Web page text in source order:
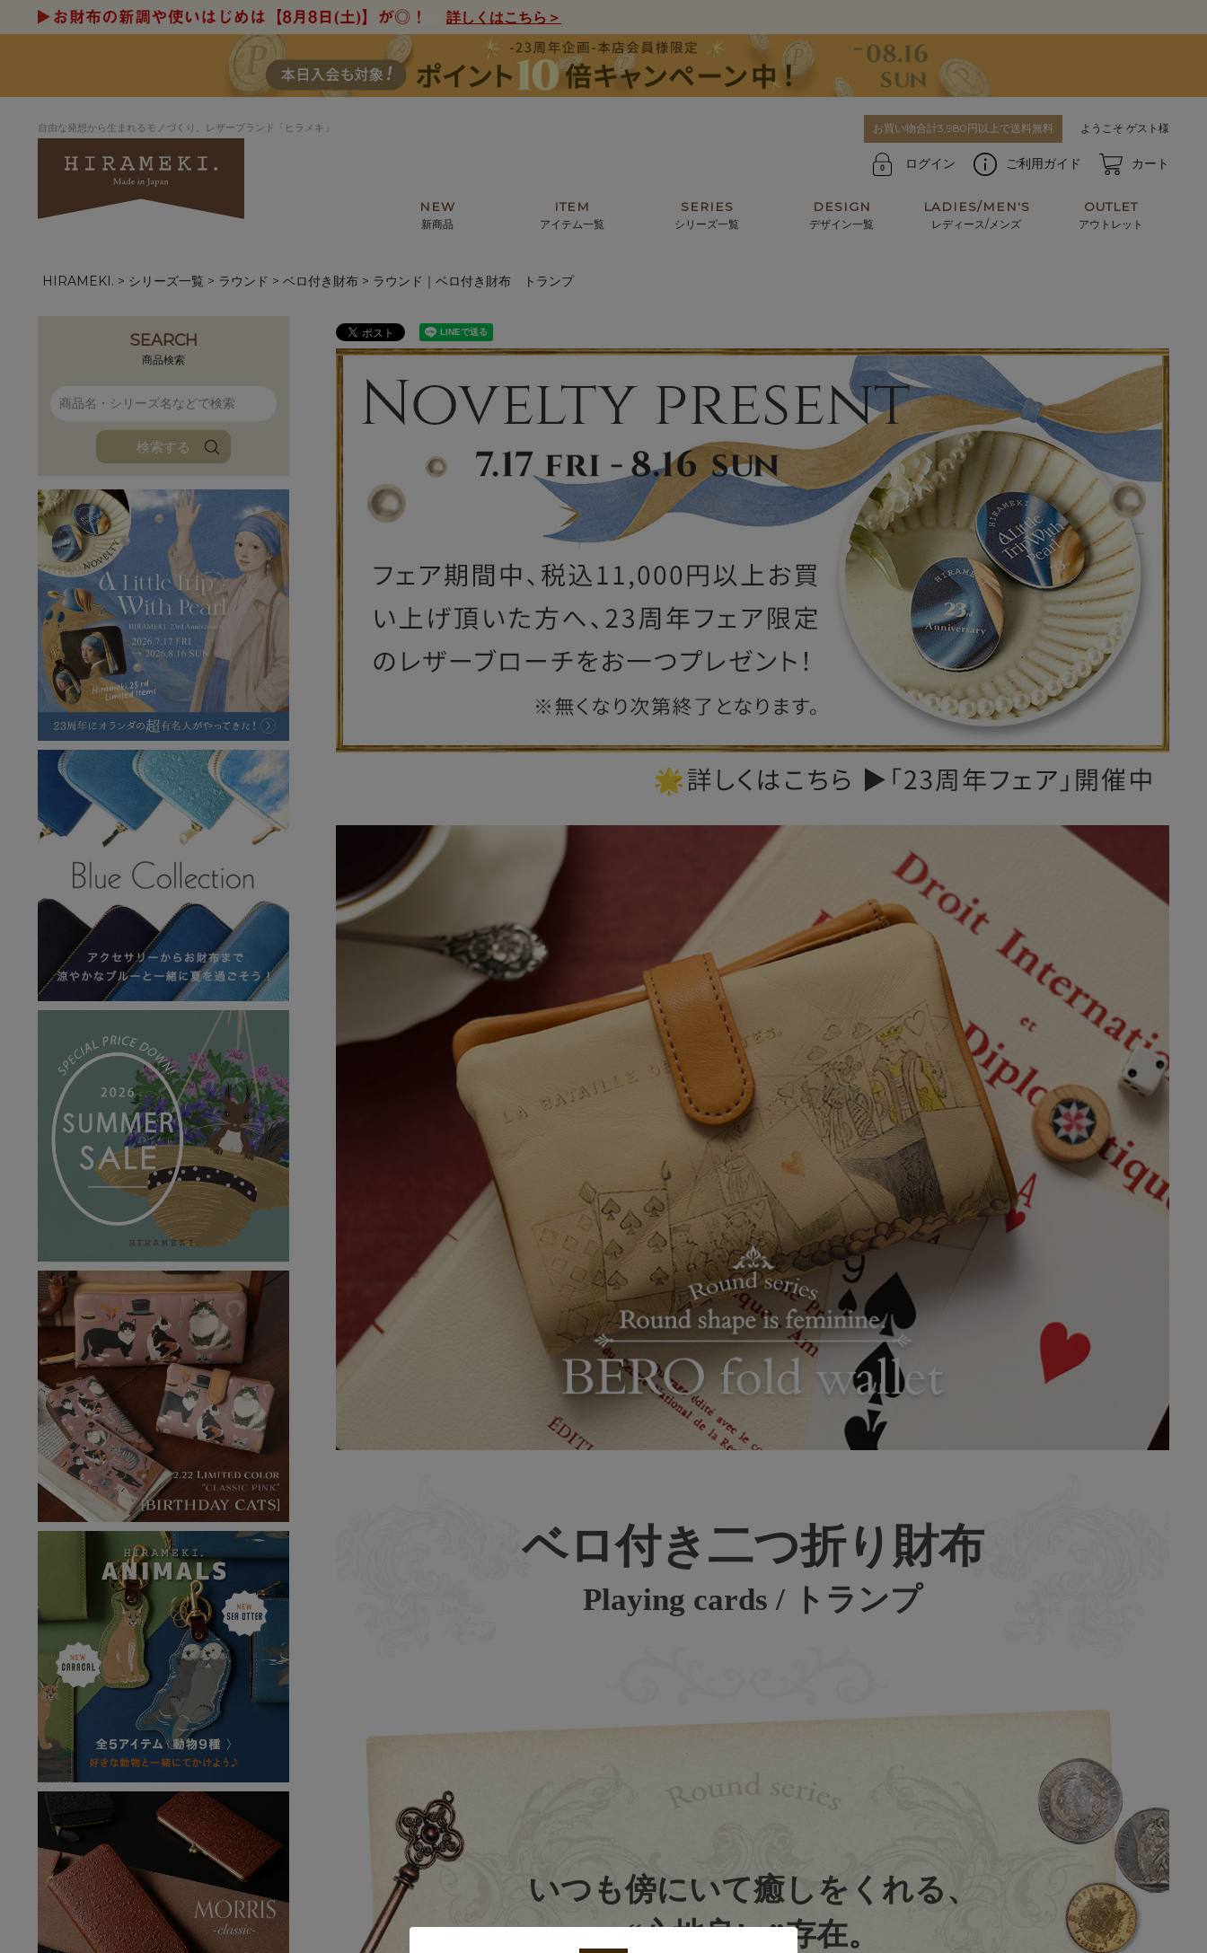
詳しくはこちら＞
自由な発想から生まれるモノづくり。レザーブランド「ヒラメキ」 お買い物合計3,980円以上で送料無料 ようこそ ゲスト様
ログイン ご利用ガイド カート
NEW
新商品
ITEM
アイテム一覧
長財布 パスケース
バッグ チャーム・キーホルダー アクセサリー レザーケア用品 その他
SERIES
シリーズ一覧
シーナリーオブザコメット
ブルーアート シャーク ルリユール
アニマルズ
イタリアンレザー ブライトン
ローダ アートレザーバッグ
アートフラグメント
ハレノヒプロジェクト
DESIGN
デザイン一覧
アートから探す マテリアルから探す
LADIES/MEN'S
レディース/メンズ
For ladies
OUTLET
アウトレット
HIRAMEKI. シリーズ一覧 ラウンド ベロ付き財布 ラウンド｜ベロ付き財布 トランプ
SEARCH
商品検索
検索する
ベロ付き二つ折り財布
​Playing cards / トランプ
いつも傍にいて癒しをくれる、
“心地良い”存在。